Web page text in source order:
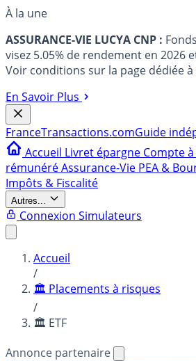
À la une
ASSURANCE-VIE LUCYA CNP :
visez 5.05% de rendement en 2026
Voir conditions sur la page dédiée
En Savoir Plus
FranceTransactions.comGuide
Accueil Livret épargne Compte
rémunéréAssurance-Vie PEA &
Impôts & Fiscalité
Autres...
Connexion Simulateurs
Accueil
/
🏛️ Placements à risques
/
🏛️ ETF
Annonce partenaire